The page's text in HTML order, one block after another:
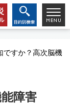
ですか？高次脳機
障害